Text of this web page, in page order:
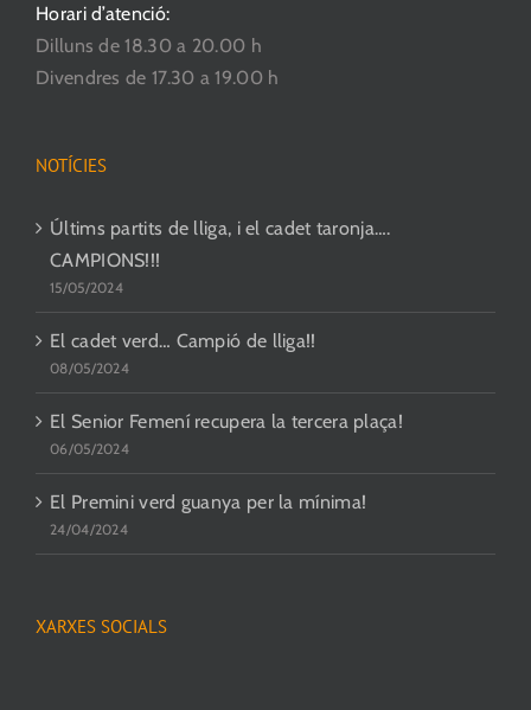
Horari d’atenció:
Dilluns de 18.30 a 20.00 h
Divendres de 17.30 a 19.00 h
NOTÍCIES
Últims partits de lliga, i el cadet taronja….
CAMPIONS!!!
15/05/2024
El cadet verd… Campió de lliga!!
08/05/2024
El Senior Femení recupera la tercera plaça!
06/05/2024
El Premini verd guanya per la mínima!
24/04/2024
XARXES SOCIALS